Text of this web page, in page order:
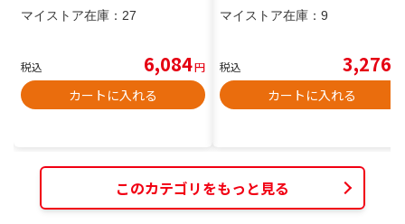
マイストア在庫： 27
税込 6,084円
カートに入れる
マイストア在庫： 9
税込 3,276
カートに入れる
このカテゴリをもっと見る